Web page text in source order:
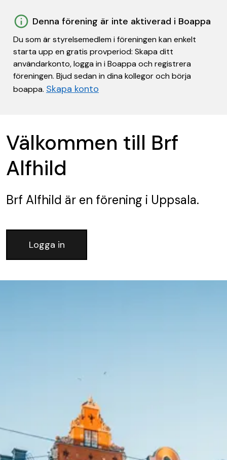
Denna förening är inte aktiverad i Boappa
Du som är styrelsemedlem i föreningen kan enkelt
starta upp en gratis provperiod: Skapa ditt
användarkonto, logga in i Boappa och registrera
föreningen. Bjud sedan in dina kollegor och börja
boappa. Skapa konto
Välkommen till Brf
Alfhild
Brf Alfhild är en förening i Uppsala.
Logga in